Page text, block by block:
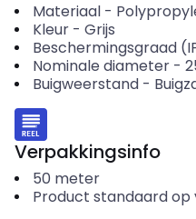
Materiaal-
Kleur- Grijs
Beschermingsgraad
Nominale diameter-
Buigweerstand-
Verpakkingsinfo
50 meter
Product standaard op